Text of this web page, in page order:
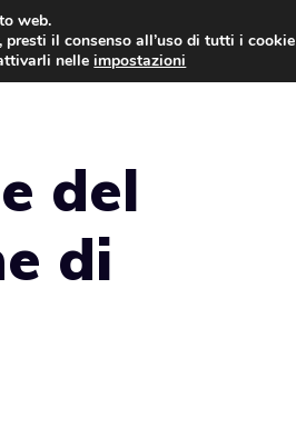
AUTO NEWS
del
di
web.
il consenso all’uso di tutti i cookie
nelleimpostazioni